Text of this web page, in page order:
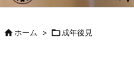
ホーム > 成年後見